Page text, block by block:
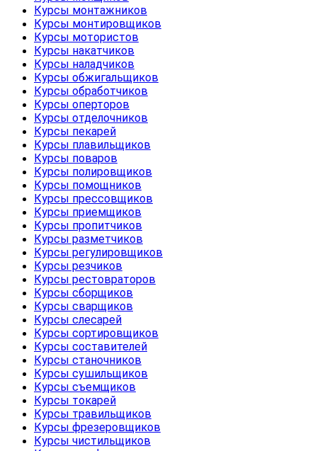
Курсы монтажников
Курсы монтировщиков
Курсы мотористов
Курсы накатчиков
Курсы наладчиков
Курсы обжигальщиков
Курсы обработчиков
Курсы оперторов
Курсы отделочников
Курсы пекарей
Курсы плавильщиков
Курсы поваров
Курсы полировщиков
Курсы помощников
Курсы прессовщиков
Курсы приемщиков
Курсы пропитчиков
Курсы разметчиков
Курсы регулировщиков
Курсы резчиков
Курсы рестовраторов
Курсы сборщиков
Курсы сварщиков
Курсы слесарей
Курсы сортировщиков
Курсы составителей
Курсы станочников
Курсы сушильщиков
Курсы съемщиков
Курсы токарей
Курсы травильщиков
Курсы фрезеровщиков
Курсы чистильщиков